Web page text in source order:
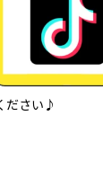
ださい♪